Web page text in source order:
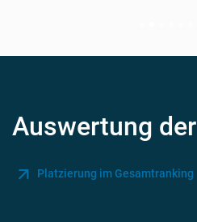
Auswertung
Platzierung im Gesamtranking